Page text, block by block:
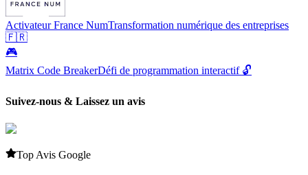
Activateur France NumTransformation numérique des entreprises
🇫🇷
🎮
Matrix Code BreakerDéfi de programmation interactif 🔓
Suivez-nous & Laissez un avis
Top Avis Google